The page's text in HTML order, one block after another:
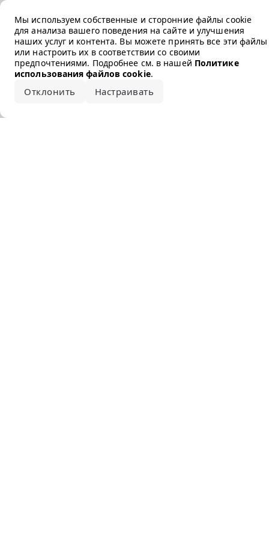
Мы используем собственные и сторонние файлы cookie
для анализа вашего поведения на сайте и улучшения
наших услуг и контента. Вы можете принять все эти файлы
или настроить их в соответствии со своими
предпочтениями. Подробнее см. в нашей Политике
использования файлов cookie.
Отклонить Настраивать
Error loading the brand